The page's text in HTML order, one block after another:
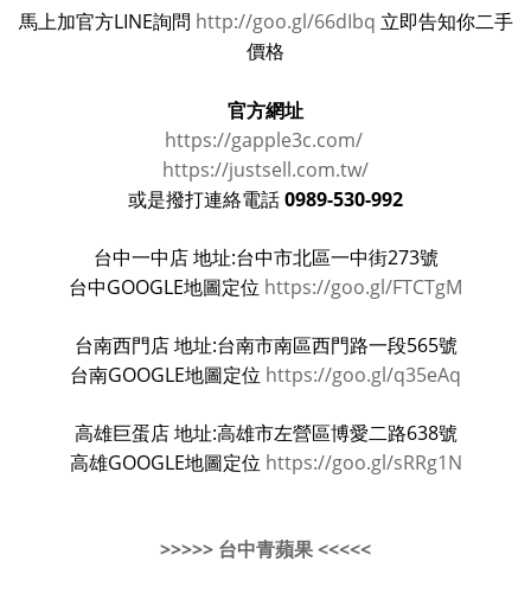
馬上加官方LINE詢問 http://goo.gl/66dIbq 立即告知你二手
價格
官方網址
https://gapple3c.com/
https://justsell.com.tw/
或是撥打連絡電話 0989-530-992
台中一中店 地址:台中市北區一中街273號
台中GOOGLE地圖定位 https://goo.gl/FTCTgM
台南西門店 地址:台南市南區西門路一段565號
台南GOOGLE地圖定位 https://goo.gl/q35eAq
高雄巨蛋店 地址:高雄市左營區博愛二路638號
高雄GOOGLE地圖定位 https://goo.gl/sRRg1N
>>>>> 台中青蘋果 <<<<<